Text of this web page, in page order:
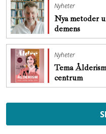
Nyheter
Nya metoder
demens
Nyheter
Tema
centrum